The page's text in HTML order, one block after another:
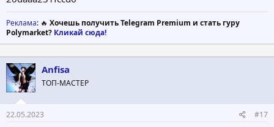
Реклама: 🔥 Хочешь получить Telegram Premium и стать гуру
Polymarket? Кликай сюда!
Anfisa
ТОП-МАСТЕР
22.05.2023 #17